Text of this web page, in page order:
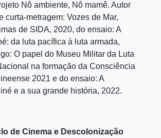
Nô ambiente, Nô mamê. Autor
curta-metragem: Vozes de Mar,
de SIDA, 2020, do ensaio: A
da luta pacífica à luta armada,
O papel do Museu Militar da Luta
na formação da Consciência
2021 e do ensaio: A
e a sua grande história, 2022.
de Cinema e Descolonização